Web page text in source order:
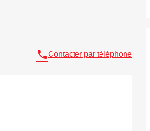
Contacter par téléphone